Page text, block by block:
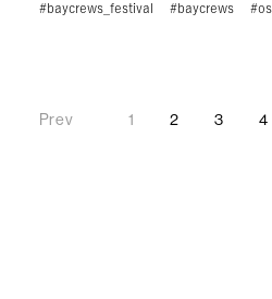
#baycrews_festival #baycrews
1 2 3 4
Prev